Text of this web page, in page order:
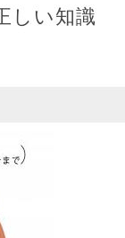
しい知識